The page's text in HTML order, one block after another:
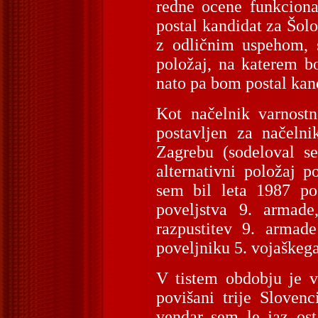
redne ocene
postal kandidat za
z odličnim
položaj, na katerem
nato pa bom postal
Kot načelnik
postavljen za
Zagrebu (sodeloval
alternativni položaj
sem bil leta 1987
poveljstva 9.
razpustitev 9.
poveljniku 5.
V tistem obdobju je
povišani trije